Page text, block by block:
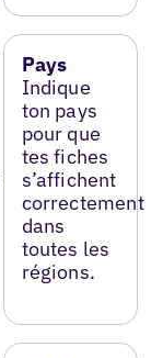
Pays
Indique
ton pays
pour que
tes fiches
s’affichent
correctement
dans
toutes les
régions.